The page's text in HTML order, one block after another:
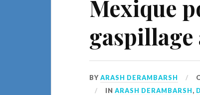
Mexique
BYARASH DERAMBARSH
INARASH DERAMBARSH,